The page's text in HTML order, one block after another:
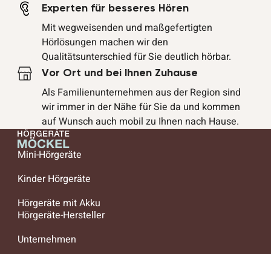
Experten für besseres Hören
Mit wegweisenden und maßgefertigten
Hörlösungen machen wir den
Qualitätsunterschied für Sie deutlich hörbar.
Vor Ort und bei Ihnen Zuhause
Als Familienunternehmen aus der Region sind
wir immer in der Nähe für Sie da und kommen
auf Wunsch auch mobil zu Ihnen nach Hause.
Mini-Hörgeräte
Kinder Hörgeräte
Hörgeräte mit Akku
Hörgeräte-Hersteller
Unternehmen